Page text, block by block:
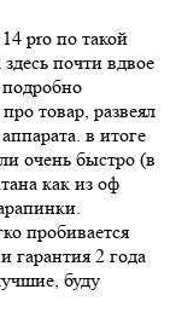
pro по такой
почти вдвое
товар, развеял
в итоге
очень быстро (в
как из оф
пробивается
гарантия 2 года
буду